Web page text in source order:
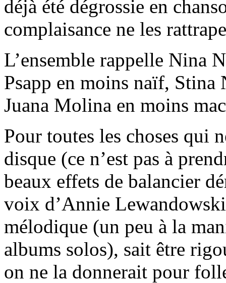
déjà été dégrossie en
complaisance ne les
L’ensemble rappelle Nina
Psapp en moins naïf,
Juana Molina en moins
Pour toutes les choses qui
disque (ce n’est pas à
beaux effets de balancier
voix d’Annie
mélodique (un peu à la
albums solos), sait être
on ne la donnerait pour